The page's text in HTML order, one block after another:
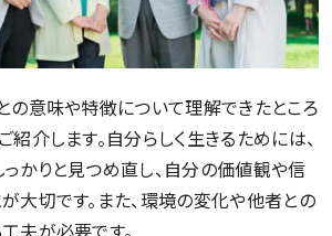
の意味や特徴について理解できたところ
紹介します。自分らしく生きるためには、
かりと見つめ直し、自分の価値観や信
大切です。また、環境の変化や他者との
夫が必要です。